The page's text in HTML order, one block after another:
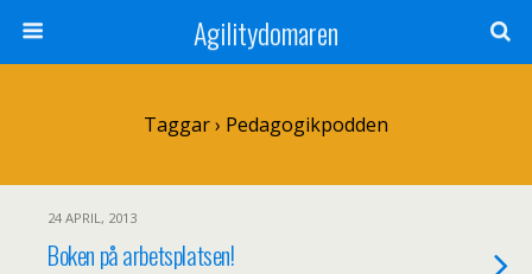
Agilitydomaren
Taggar › Pedagogikpodden
24 APRIL, 2013
Boken på arbetsplatsen!